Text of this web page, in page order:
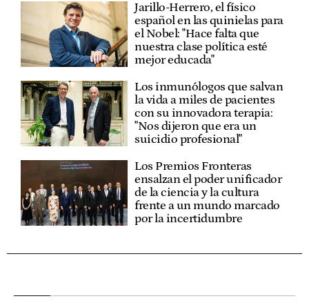
Jarillo-Herrero, el físico
español en las quinielas para
el Nobel: "Hace falta que
nuestra clase política esté
mejor educada"
Los inmunólogos que salvan
la vida a miles de pacientes
con su innovadora terapia:
"Nos dijeron que era un
suicidio profesional"
Los Premios Fronteras
ensalzan el poder unificador
de la ciencia y la cultura
frente a un mundo marcado
por la incertidumbre